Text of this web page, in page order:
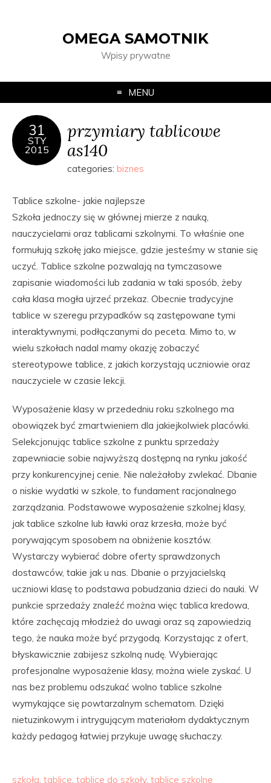
OMEGA SAMOTNIK
Wpisy prywatne
MENU
31
STY
2015
przymiary tablicowe
as140
categories: biznes
Tablice szkolne- jakie najlepsze
Szkoła jednoczy się w głównej mierze z nauką,
nauczycielami oraz tablicami szkolnymi. To właśnie one
formułują szkołę jako miejsce, gdzie jesteśmy w stanie się
uczyć. Tablice szkolne pozwalają na tymczasowe
zapisanie wiadomości lub zadania w taki sposób, żeby
cała klasa mogła ujrzeć przekaz. Obecnie tradycyjne
tablice w szeregu przypadków są zastępowane tymi
interaktywnymi, podłączanymi do peceta. Mimo to, w
wielu szkołach nadal mamy okazję zobaczyć
stereotypowe tablice, z jakich korzystają uczniowie oraz
nauczyciele w czasie lekcji.
Wyposażenie klasy w przededniu roku szkolnego ma
obowiązek być zmartwieniem dla jakiejkolwiek placówki.
Selekcjonując tablice szkolne z punktu sprzedaży
zapewniacie sobie najwyższą dostępną na rynku jakość
przy konkurencyjnej cenie. Nie należałoby zwlekać. Dbanie
o niskie wydatki w szkole, to fundament racjonalnego
zarządzania. Podstawowe wyposażenie szkolnej klasy,
jak tablice szkolne lub ławki oraz krzesła, może być
porywającym sposobem na obniżenie kosztów.
Wystarczy wybierać dobre oferty sprawdzonych
dostawców, takie jak u nas. Dbanie o przyjacielską
uczniowi klasę to podstawa pobudzania dzieci do nauki. W
punkcie sprzedaży znaleźć można więc tablica kredowa,
które zachęcają młodzież do uwagi oraz są zapowiedzią
tego, że nauka może być przygodą. Korzystając z ofert,
błyskawicznie zabijesz szkolną nudę. Wybierając
profesjonalne wyposażenie klasy, można wiele zyskać. U
nas bez problemu odszukać wolno tablice szkolne
wymykające się powtarzalnym schematom. Dzięki
nietuzinkowym i intrygującym materiałom dydaktycznym
każdy pedagog łatwiej przykuje uwagę słuchaczy.
szkoła, tablice, tablice do szkoły, tablice szkolne